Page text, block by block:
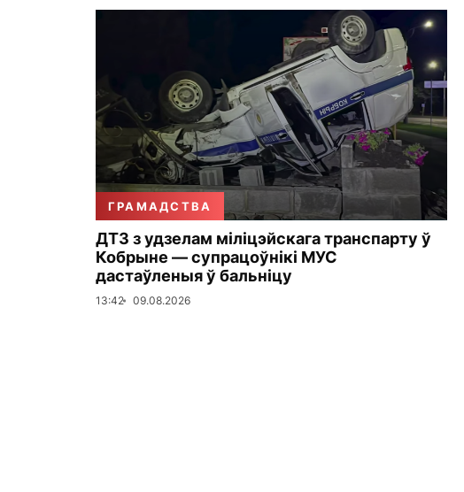
ГРАМАДСТВА
ДТЗ з удзелам міліцэйскага транспарту ў
Кобрыне — супрацоўнікі МУС
дастаўленыя ў бальніцу
13:42 09.08.2026